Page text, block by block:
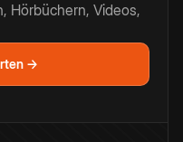
Hörbüchern, Videos,
→